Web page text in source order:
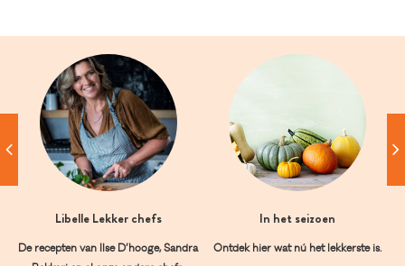
Libelle Lekker chefs
De recepten van Ilse D’hooge, Sandra
In het seizoen
Ontdek hier wat nú het lekkerste is.